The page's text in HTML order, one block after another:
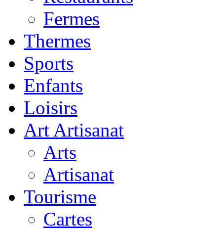
Fermes
Thermes
Sports
Enfants
Loisirs
Art Artisanat
Arts
Artisanat
Tourisme
Cartes